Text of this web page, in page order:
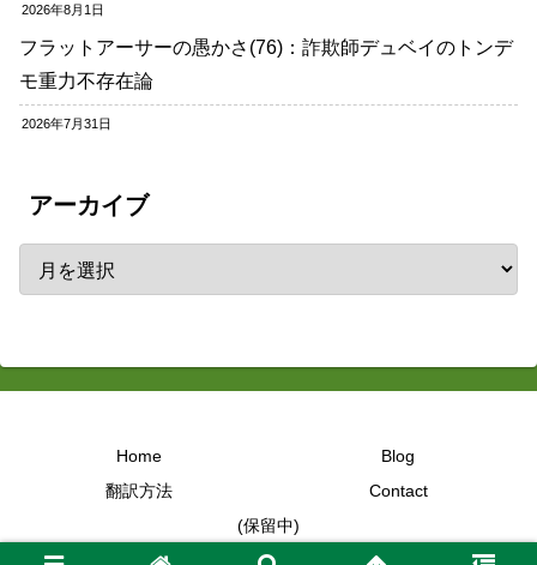
2026年8月1日
フラットアーサーの愚かさ(76)：詐欺師デュベイのトンデ
モ重力不存在論
2026年7月31日
アーカイブ
Home
Blog
翻訳方法
Contact
(保留中)